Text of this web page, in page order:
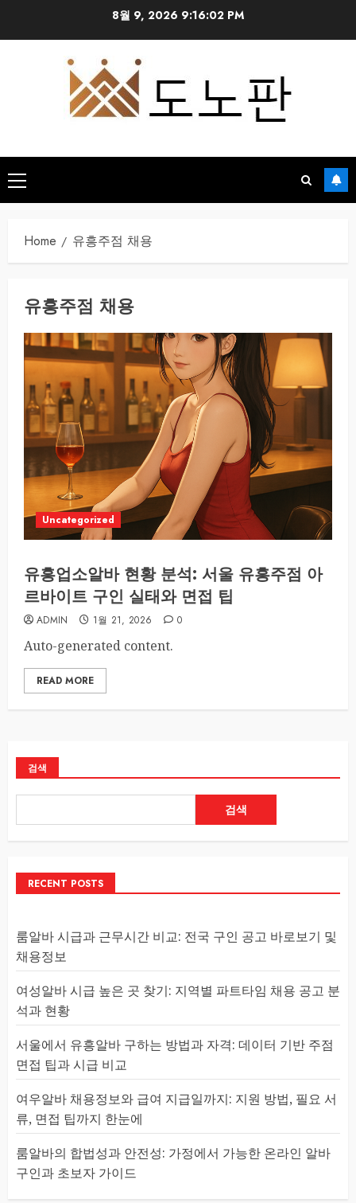
8월 9, 2026 9:16:02 PM
Primary
Menu
Home 유흥주점 채용
유흥주점 채용
Uncategorized
유흥업소알바 현황 분석: 서울 유흥주점 아
르바이트 구인 실태와 면접 팁
ADMIN 1월 21, 2026 0
Auto-generated content.
READ MORE
검색
검색
RECENT POSTS
룸알바 시급과 근무시간 비교: 전국 구인 공고 바로보기 및
채용정보
여성알바 시급 높은 곳 찾기: 지역별 파트타임 채용 공고 분
석과 현황
서울에서 유흥알바 구하는 방법과 자격: 데이터 기반 주점
면접 팁과 시급 비교
여우알바 채용정보와 급여 지급일까지: 지원 방법, 필요 서
류, 면접 팁까지 한눈에
룸알바의 합법성과 안전성: 가정에서 가능한 온라인 알바
구인과 초보자 가이드